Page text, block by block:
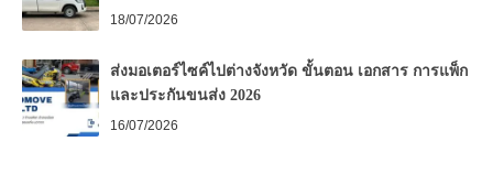
18/07/2026
ส่งมอเตอร์ไซค์ไปต่างจังหวัด ขั้นตอน เอกสาร การแพ็ก
และประกันขนส่ง 2026
16/07/2026